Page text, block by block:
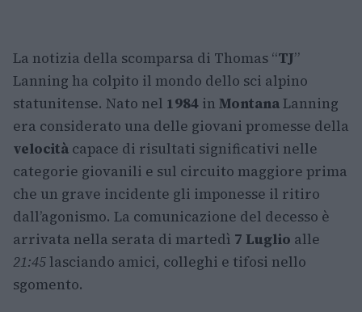
La notizia della scomparsa di Thomas “TJ”
Lanning ha colpito il mondo dello sci alpino
statunitense. Nato nel 1984 in MontanaLanning
era considerato una delle giovani promesse della
velocità capace di risultati significativi nelle
categorie giovanili e sul circuito maggiore prima
che un grave incidente gli imponesse il ritiro
dall’agonismo. La comunicazione del decesso è
arrivata nella serata di martedì 7 Luglio alle
21:45 lasciando amici, colleghi e tifosi nello
sgomento.